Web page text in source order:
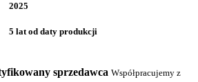
2025
5 lat od daty produkcji
sprzedawca Współpracujemy z